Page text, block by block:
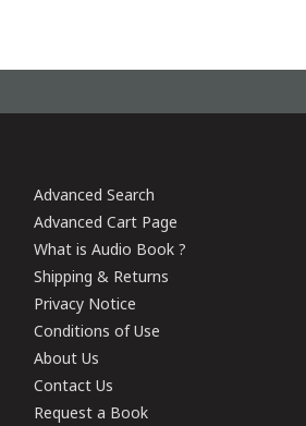
Advanced Search
Advanced Cart Page
What is Audio Book ?
Shipping & Returns
Privacy Notice
Conditions of Use
About Us
Contact Us
Request a Book